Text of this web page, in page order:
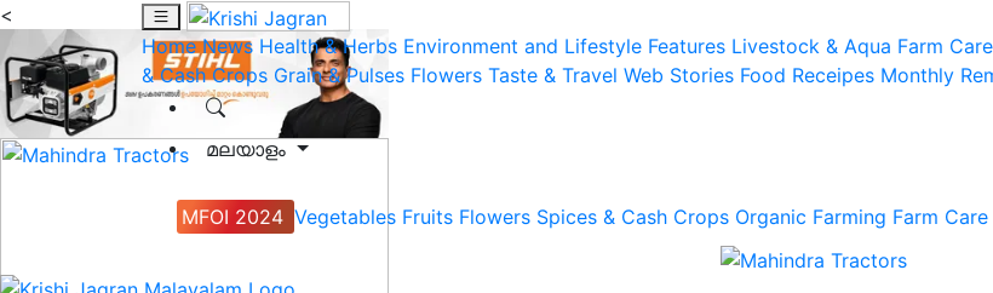
<
Home News Health & Herbs Environment and Lifestyle Features Livestock & Aqua Farm
& Cash Crops Grain & Pulses Flowers Taste & Travel Web Stories Food Receipes Monthly
മലയാളം
MFOI 2024 Vegetables Fruits Flowers Spices & Cash Crops Organic Farming Farm